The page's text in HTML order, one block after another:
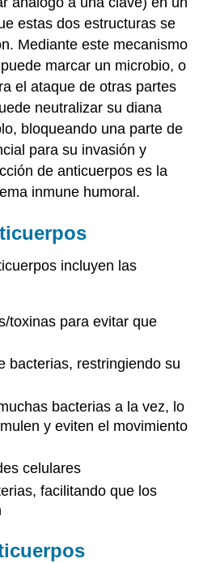
estas dos estructuras se
Mediante este mecanismo
marcar un microbio, o
el ataque de otras partes
neutralizar su diana
bloqueando una parte de
para su invasión y
de anticuerpos es la
inmune humoral.
incluyen las
toxinas para evitar que
bacterias, restringiendo su
bacterias a la vez, lo
y eviten el movimiento
celulares
facilitando que los